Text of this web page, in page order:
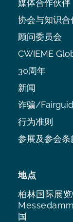
地点
柏林国际展
国
媒体合作伙伴
协会与知识合
顾问委员会
CWIEME
30周年
新闻
诈骗/
行为准则
参展及参会条